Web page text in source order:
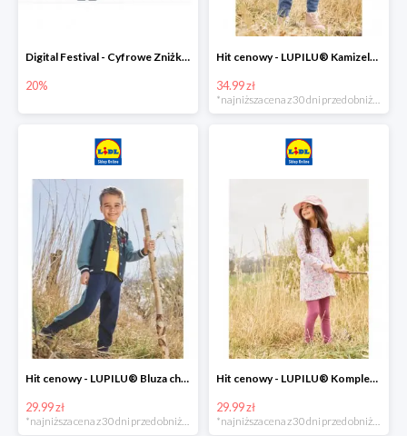
Digital Festival - Cyfrowe Zniżki Ubrania dla dzieci w Lidlu -20%
20%
Hit cenowy - LUPILU® Kamizelka pikowana dziewczęca
34.99 zł
Hit cenowy - LUPILU® Bluza chłopięca w stylu college
29.99 zł
*najniższa cena z 30 dni przed obniżką
Hit cenowy - LUPILU® Komplet dziewczęcy (sukienka + legginsy)
29.99 zł
*najniższa cena z 30 dni przed obniżką